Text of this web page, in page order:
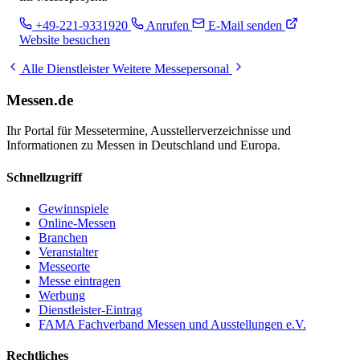
+49-221-9331920 Anrufen
E-Mail senden
Website besuchen
Alle DienstleisterWeitere Messepersonal
Messen.de
Ihr Portal für Messetermine, Ausstellerverzeichnisse und
Informationen zu Messen in Deutschland und Europa.
Schnellzugriff
Gewinnspiele
Online-Messen
Branchen
Veranstalter
Messeorte
Messe eintragen
Werbung
Dienstleister-Eintrag
FAMA Fachverband Messen und Ausstellungen e.V.
Rechtliches